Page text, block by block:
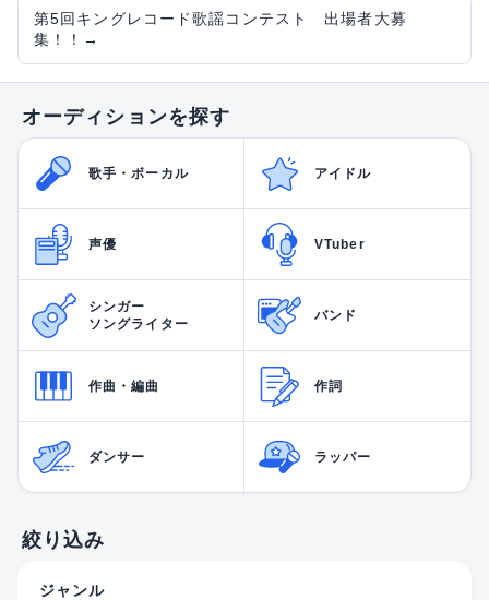
第5回キングレコード歌謡コンテスト 出場者大募
集！！ →
オーディションを探す
歌手・ボーカル アイドル
声優 VTuber
シンガー
ソングライター
バンド
作曲・編曲 作詞
ダンサー ラッパー
絞り込み
ジャンル